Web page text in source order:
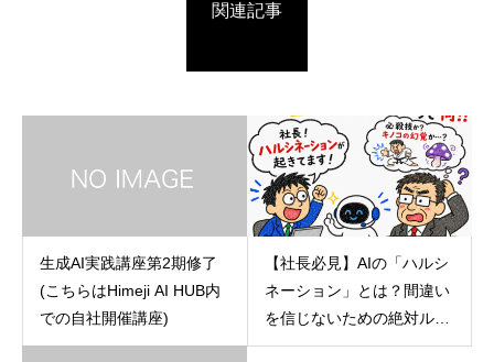
関連記事
生成AI実践講座第2期修了
(こちらはHimeji AI HUB内
での自社開催講座)
【社長必見】AIの「ハルシ
ネーション」とは？間違い
を信じないための絶対ルー
ル